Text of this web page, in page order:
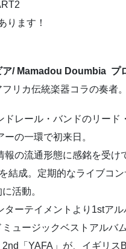
ります！
ア/ Mamadou Doumbia プ
リカ伝統楽器コラの奏者。
レール・バンドのリード
の一環で初来日。
の流通形態に感銘を受け
成。定期的なライブコン
活動。
ーテイメントより1stア
ュージックベストアルバ
「YAFA」が、イギリ